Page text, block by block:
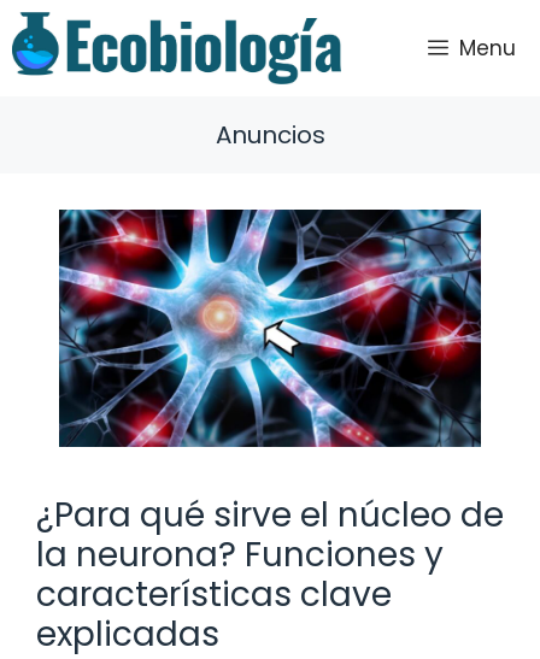
Saltar
al
contenido
Menu
Anuncios
¿Para qué sirve el núcleo de
la neurona? Funciones y
características clave
explicadas